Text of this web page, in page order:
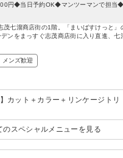
円◆当日予約OK◆マンツーマンで担当
茂七溜商店街の1階。「まいばすけっと」
ンをまっすぐ志茂商店街に入り直進、七
メンズ歓迎
カット＋カラー＋リンケージトリ
のスペシャルメニューを見る